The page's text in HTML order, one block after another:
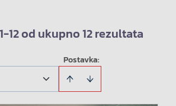
12 od ukupno 12 rezultata
Postavka: